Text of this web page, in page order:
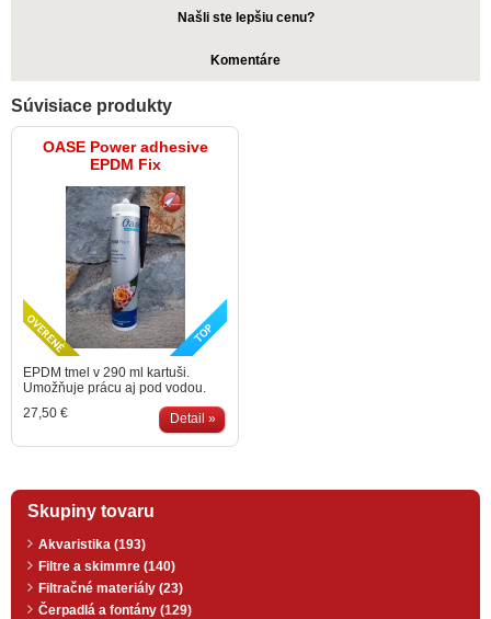
Našli ste lepšiu cenu?
Komentáre
Súvisiace produkty
OASE Power adhesive
EPDM Fix
EPDM tmel v 290 ml kartuši.
Umožňuje prácu aj pod vodou.
27,50 € Detail »
Skupiny tovaru
Akvaristika (193)
Filtre a skimmre (140)
Filtračné materiály (23)
Čerpadlá a fontány (129)